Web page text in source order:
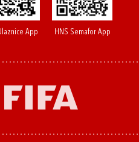
App HNS Semafor App